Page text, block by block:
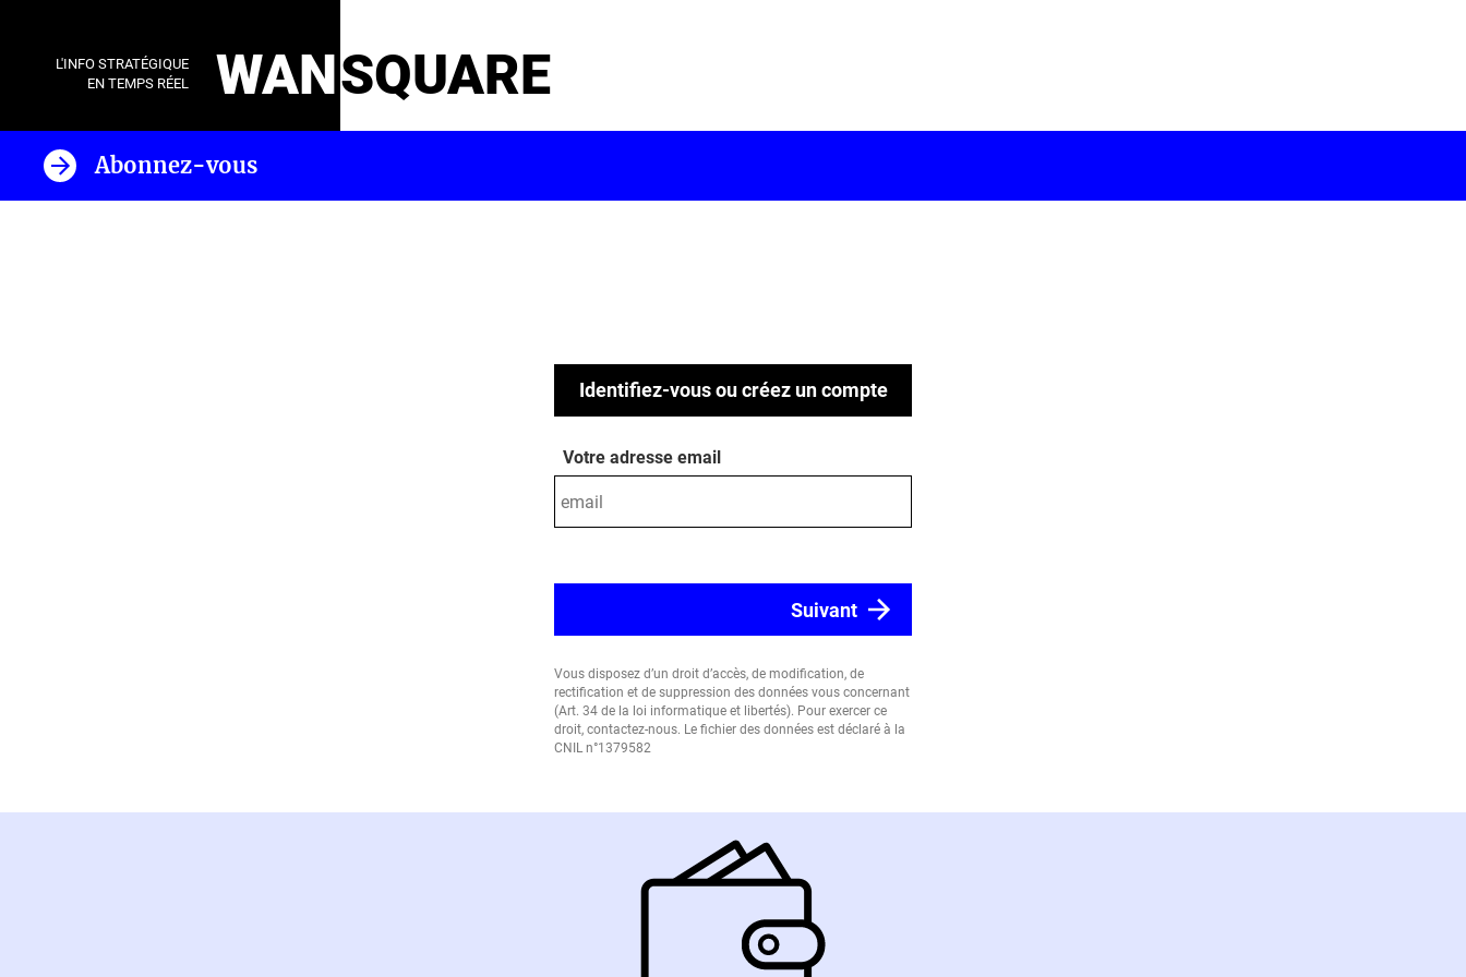
L'INFO STRATÉGIQUE
EN TEMPS RÉEL
WANSQUARE
Abonnez-vous
Identifiez-vous ou créez un compte
Votre adresse email
Vous disposez d’un droit d’accès, de modification, de
rectification et de suppression des données vous concernant
(Art. 34 de la loi informatique et libertés). Pour exercer ce
droit, contactez-nous. Le fichier des données est déclaré à la
CNIL n°1379582